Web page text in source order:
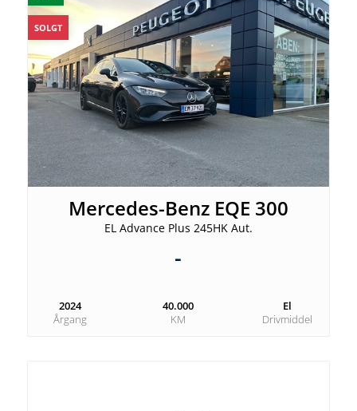
SOLGT
Mercedes-Benz EQE 300
EL Advance Plus 245HK Aut.
-
2024
Årgang
40.000
KM
El
Drivmiddel